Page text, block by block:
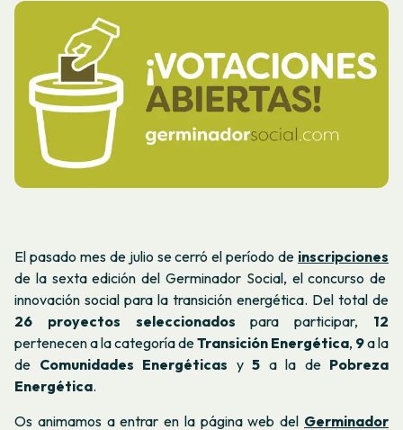
El pasado mes de julio se cerró el período de inscripciones
de la sexta edición del Germinador Social, el concurso de
innovación social para la transición energética. Del total de
26 proyectos seleccionados para participar, 12
pertenecen a la categoría deTransición Energética, 9a la
de Comunidades Energéticas y 5 a la de Pobreza
Energética.
Os animamos a entrar en la página web del Germinador